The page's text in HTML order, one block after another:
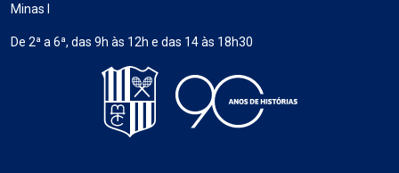
Minas I
De 2ª a 6ª, das 9h às 12h e das 14 às 18h30